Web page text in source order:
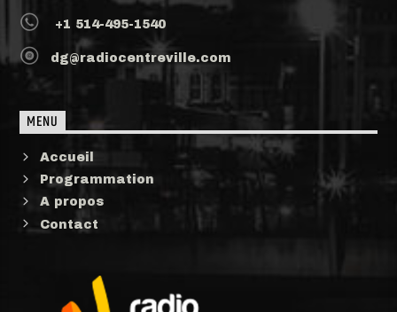
+1 514-495-1540
dg@radiocentreville.com
MENU
Accueil
Programmation
A propos
Contact